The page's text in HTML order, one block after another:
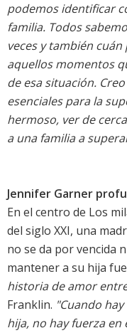
podemos identificar
familia. Todos
veces y también
aquellos momentos
de esa situación.
esenciales para la
hermoso, ver de
a una familia a
Jennifer Garner
En el centro de Los
del siglo XXI, una
no se da por vencida
mantener a su hija
historia de amor
Franklin. "Cuando
hija, no hay fuerza